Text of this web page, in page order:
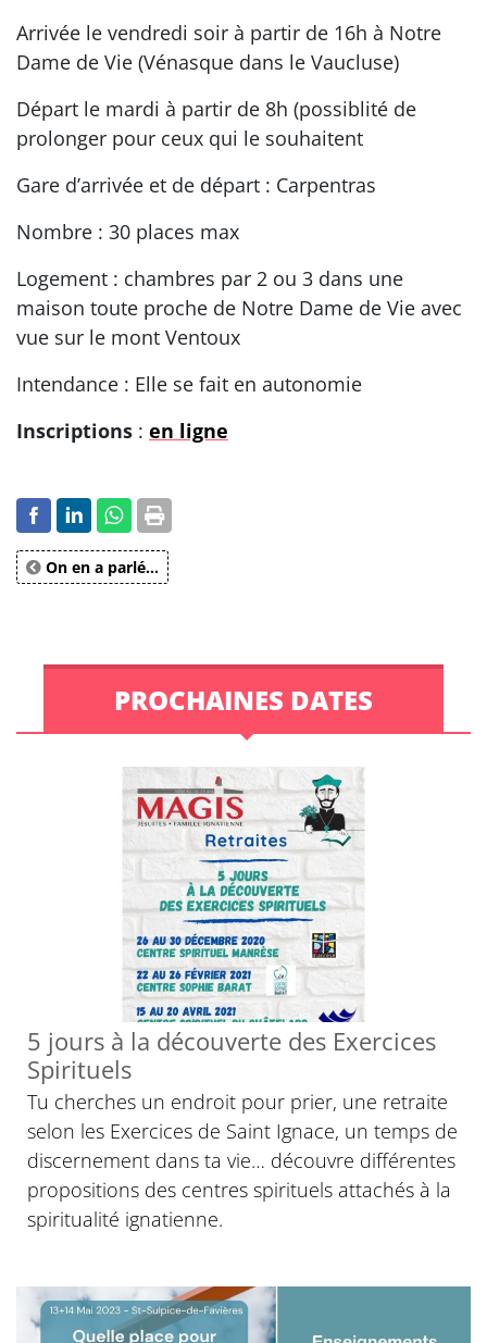
Arrivée le vendredi soir à partir de 16h à Notre
Dame de Vie (Vénasque dans le Vaucluse)
Départ le mardi à partir de 8h (possiblité de
prolonger pour ceux qui le souhaitent
Gare d’arrivée et de départ : Carpentras
Nombre : 30 places max
Logement : chambres par 2 ou 3 dans une
maison toute proche de Notre Dame de Vie avec
vue sur le mont Ventoux
Intendance : Elle se fait en autonomie
Inscriptions : en ligne
On en a parlé...
PROCHAINES DATES
5 jours à la découverte des Exercices
Spirituels
Tu cherches un endroit pour prier, une retraite
selon les Exercices de Saint Ignace, un temps de
discernement dans ta vie… découvre différentes
propositions des centres spirituels attachés à la
spiritualité ignatienne.